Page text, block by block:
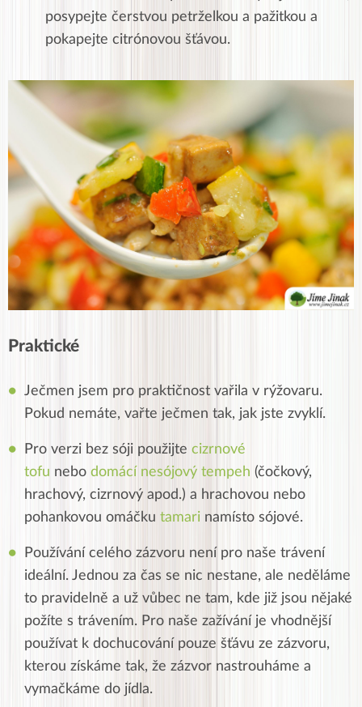
posypejte čerstvou petrželkou a pažitkou a
pokapejte citrónovou šťávou.
Praktické
Ječmen jsem pro praktičnost vařila v rýžovaru.
Pokud nemáte, vařte ječmen tak, jak jste zvyklí.
Pro verzi bez sóji použijte cizrnové
tofu nebo domácí nesójový tempeh (čočkový,
hrachový, cizrnový apod.) a hrachovou nebo
pohankovou omáčku tamari namísto sójové.
Používání celého zázvoru není pro naše trávení
ideální. Jednou za čas se nic nestane, ale neděláme
to pravidelně a už vůbec ne tam, kde již jsou nějaké
požíte s trávením. Pro naše zažívání je vhodnější
používat k dochucování pouze šťávu ze zázvoru,
kterou získáme tak, že zázvor nastrouháme a
vymačkáme do jídla.